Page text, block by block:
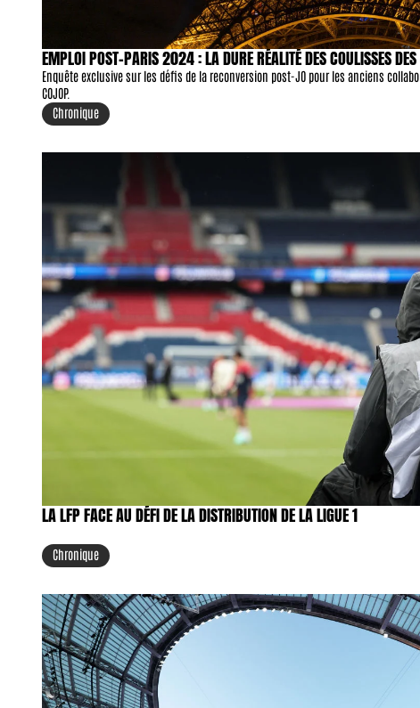
EMPLOI POST-PARIS 2024 : LA DURE RÉALITÉ DES COULISSES
Enquête exclusive sur les défis de la reconversion post-JO pour les anciens
COJOP.
Chronique
LA LFP FACE AU DÉFI DE LA DISTRIBUTION DE LA LIGUE 1
Chronique